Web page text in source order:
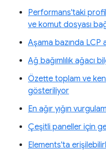
Performans'taki profil
ve komut dosyası
Aşama bazında LCP
Ağ bağımlılık ağacı
Özette toplam ve
gösteriliyor
En ağır yığın
Çeşitli paneller için
Elements'ta